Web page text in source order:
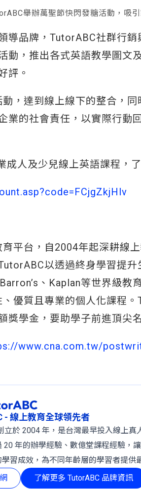
舉辦萬聖節快閃發糖活動，吸
導品牌，TutorABC社群行
動，推出各式英語教學圖文
評。
，達到線上線下的整合，
業的社會責任，以實際行動
人及少兒線上英語課程，
平台，自2004年起深耕線
以透過終身學習提
、Kaplan等世界級教
優質且專業的個人化課程
獎學金，要助學子前進頂尖
www.cna.com.tw/
- 線上教育全球領先者
立於 2004 年，是台灣最早投入線上
20 年的辦學經驗、數億堂課程經驗，
習成效，為不同年齡層的學習者提供
了解更多 TutorABC 品牌資訊